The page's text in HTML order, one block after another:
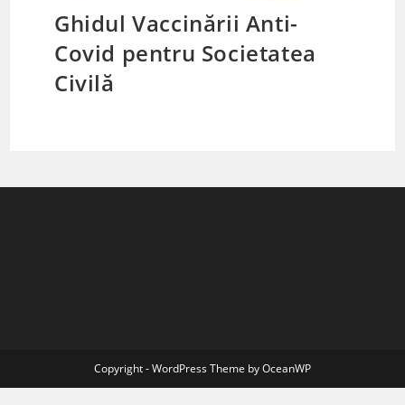
Ghidul Vaccinării Anti-
Covid pentru Societatea
Civilă
Copyright - WordPress Theme by OceanWP